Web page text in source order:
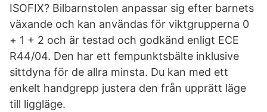
ISOFIX? Bilbarnstolen anpassar sig efter barnets
växande och kan användas för viktgrupperna 0
+ 1 + 2 och är testad och godkänd enligt ECE
R44/04. Den har ett fempunktsbälte inklusive
sittdyna för de allra minsta. Du kan med ett
enkelt handgrepp justera den från upprätt läge
till liggläge.